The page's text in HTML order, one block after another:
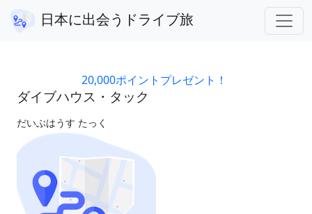
日本に出会うドライブ旅
アフィリエイト広告を利用しています。
20,000ポイントプレゼント！
ダイブハウス・タック
だいぶはうす たっく